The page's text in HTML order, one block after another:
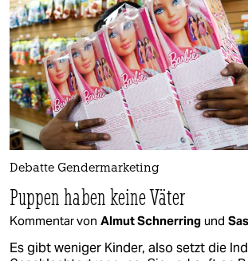
Debatte Gendermarketing
Puppen haben keine Väter
Kommentar von Almut Schnerring und
Es gibt weniger Kinder, also setzt die